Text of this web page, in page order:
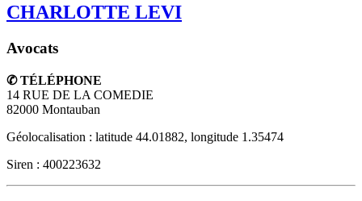
CHARLOTTE LEVI
Avocats
✆ TÉLÉPHONE
14 RUE DE LA COMEDIE
82000 Montauban
Géolocalisation : latitude 44.01882, longitude 1.35474
Siren : 400223632